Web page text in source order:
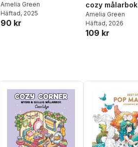
Amelia Green
Häftad, 2025
90 kr
cozy målarbok
Amelia Green
Häftad, 2026
109 kr